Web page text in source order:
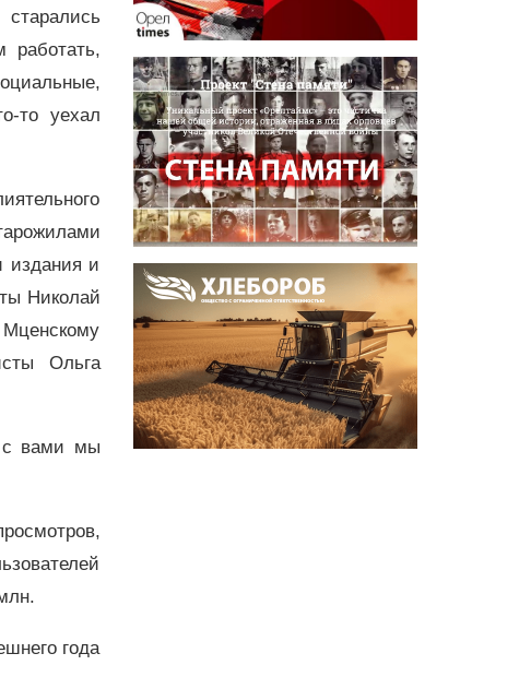
работать,
то уехал
издания и
Николай
Мценскому
Ольга
с вами мы
года